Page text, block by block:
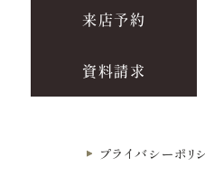
来店予約
資料請求
プライバシーポリ